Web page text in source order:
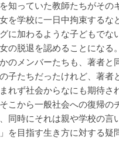
知っていた教師たちがその
を学校に一日中拘束するな
に加わるような子どもでな
の脱退を認めることになる
のメンバーたちも、著者と
子たちだったけれど、著者
れず社会からなにも期待さ
こから一般社会への復帰の
同時にそれは親や学校の言
を目指す生き方に対する疑